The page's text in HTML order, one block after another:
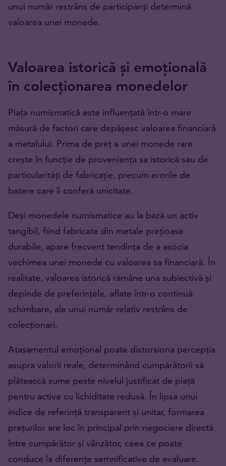
unui număr restrâns de participanți determină
valoarea unei monede.
Valoarea istorică și emoțională
în colecționarea monedelor
Piața numismatică este influențată într-o mare
măsură de factori care depășesc valoarea financiară
a metalului. Prima de preț a unei monede rare
crește în funcție de proveniența sa istorică sau de
particularități de fabricație, precum erorile de
batere care îi conferă unicitate.
Deși monedele numismatice au la bază un activ
tangibil, fiind fabricate din metale prețioase
durabile, apare frecvent tendința de a asocia
vechimea unei monede cu valoarea sa financiară. În
realitate, valoarea istorică rămâne una subiectivă și
depinde de preferințele, aflate într-o continuă
schimbare, ale unui număr relativ restrâns de
colecționari.
Atașamentul emoțional poate distorsiona percepția
asupra valorii reale, determinând cumpărătorii să
plătească sume peste nivelul justificat de piață
pentru active cu lichiditate redusă. În lipsa unui
indice de referință transparent și unitar, formarea
prețurilor are loc în principal prin negociere directă
între cumpărător și vânzător, ceea ce poate
conduce la diferențe semnificative de evaluare.